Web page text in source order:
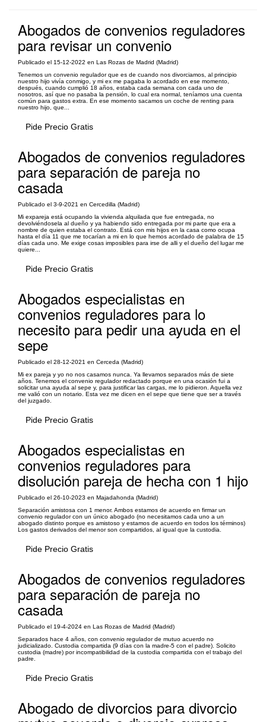
Abogados de convenios reguladores
para revisar un convenio
Publicado el 15-12-2022 en Las Rozas de Madrid (Madrid)
Tenemos un convenio regulador que es de cuando nos divorciamos, al principio
nuestro hijo vivía conmigo, y mi ex me pagaba lo acordado en ese momento,
después, cuando cumplió 18 años, estaba cada semana con cada uno de
nosotros, así que no pasaba la pensión, lo cual era normal, teníamos una cuenta
común para gastos extra. En ese momento sacamos un coche de renting para
nuestro hijo, que...
Pide Precio Gratis
Abogados de convenios reguladores
para separación de pareja no
casada
Publicado el 3-9-2021 en Cercedilla (Madrid)
Mi expareja está ocupando la vivienda alquilada que fue entregada, no
devolviéndosela al dueño y ya habiendo sido entregada por mi parte que era a
nombre de quien estaba el contrato. Está con mis hijos en la casa como ocupa
hasta el día 11 que me tocarían a mi en lo que hemos acordado de palabra de 15
días cada uno. Me exige cosas imposibles para irse de alli y el dueño del lugar me
quiere...
Pide Precio Gratis
Abogados especialistas en
convenios reguladores para lo
necesito para pedir una ayuda en el
sepe
Publicado el 28-12-2021 en Cerceda (Madrid)
Mi ex pareja y yo no nos casamos nunca. Ya llevamos separados más de siete
años. Tenemos el convenio regulador redactado porque en una ocasión fui a
solicitar una ayuda al sepe y, para justificar las cargas, me lo pidieron. Aquella vez
me valió con un notario. Esta vez me dicen en el sepe que tiene que ser a través
del juzgado.
Pide Precio Gratis
Abogados especialistas en
convenios reguladores para
disolución pareja de hecha con 1 hijo
Publicado el 26-10-2023 en Majadahonda (Madrid)
Separación amistosa con 1 menor. Ambos estamos de acuerdo en firmar un
convenio regulador con un único abogado (no necesitamos cada uno a un
abogado distinto porque es amistoso y estamos de acuerdo en todos los términos)
Los gastos derivados del menor son compartidos, al igual que la custodia.
Pide Precio Gratis
Abogados de convenios reguladores
para separación de pareja no
casada
Publicado el 19-4-2024 en Las Rozas de Madrid (Madrid)
Separados hace 4 años, con convenio regulador de mutuo acuerdo no
judicializado. Custodia compartida (9 días con la madre-5 con el padre). Solicito
custodia (madre) por incompatibilidad de la custodia compartida con el trabajo del
padre.
Pide Precio Gratis
Abogado de divorcios para divorcio